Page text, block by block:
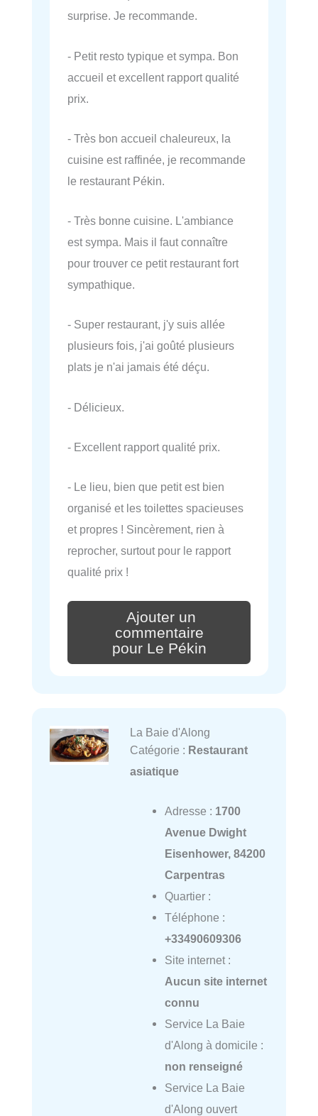
surprise. Je recommande.
- Petit resto typique et sympa. Bon
accueil et excellent rapport qualité
prix.
- Très bon accueil chaleureux, la
cuisine est raffinée, je recommande
le restaurant Pékin.
- Très bonne cuisine. L'ambiance
est sympa. Mais il faut connaître
pour trouver ce petit restaurant fort
sympathique.
- Super restaurant, j'y suis allée
plusieurs fois, j'ai goûté plusieurs
plats je n'ai jamais été déçu.
- Délicieux.
- Excellent rapport qualité prix.
- Le lieu, bien que petit est bien
organisé et les toilettes spacieuses
et propres ! Sincèrement, rien à
reprocher, surtout pour le rapport
qualité prix !
Ajouter un
commentaire
pour Le Pékin
La Baie d'Along
Catégorie : Restaurant
asiatique
Adresse : 1700
Avenue Dwight
Eisenhower, 84200
Carpentras
Quartier :
Téléphone :
+33490609306
Site internet :
Aucun site internet
connu
Service La Baie
d'Along à domicile :
non renseigné
Service La Baie
d'Along ouvert